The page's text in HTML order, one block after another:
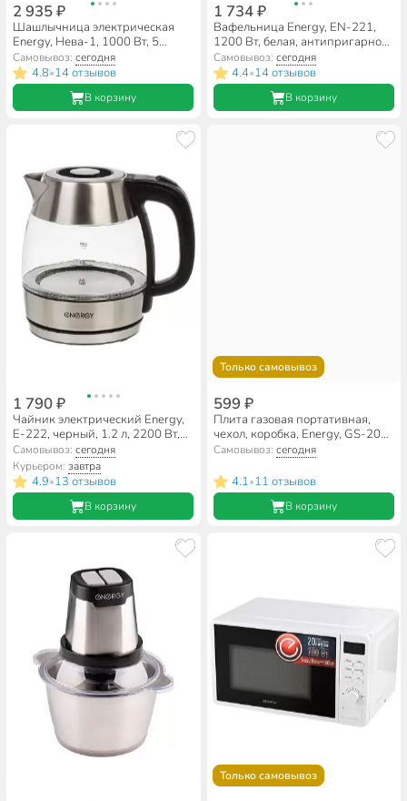
2 935 ₽
Шашлычница электрическая
Energy, Нева-1, 1000 Вт, 5
шампуров, 152452
Самовывоз:сегодня
4.8•14 отзывов
В корзину
1 734 ₽
Вафельница Energy, EN-221,
1200 Вт, белая, антипригарное
покрытие, 152307
Самовывоз: сегодня
4.4•14 отзывов
В корзину
1 790 ₽
Чайник электрический Energy,
E-222, черный, 1.2 л, 2200 Вт,
скрытый нагревательный
элемент, стекло
Самовывоз:сегодня
Курьером:завтра
4.9•13 отзывов
В корзину
Только самовывоз
599 ₽
Плита газовая портативная,
чехол, коробка, Energy, GS-200,
146003
Самовывоз: сегодня
4.1•11 отзывов
В корзину
Только самовывоз